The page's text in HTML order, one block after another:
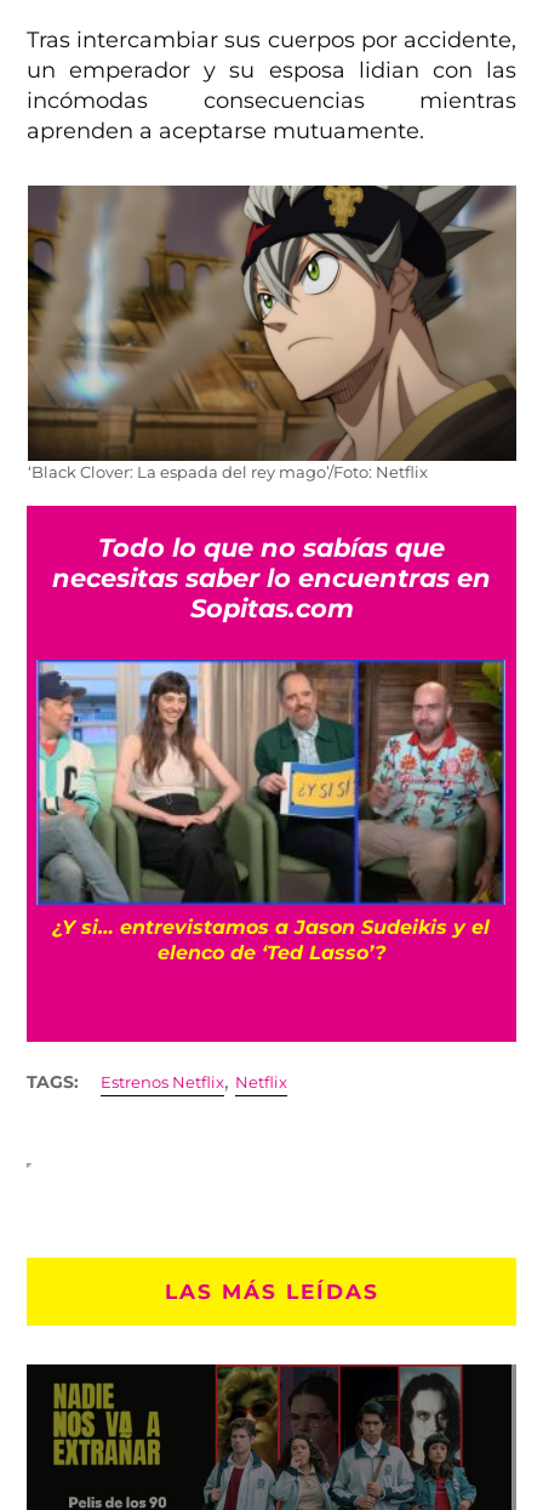
Tras intercambiar sus cuerpos por accidente,
un emperador y su esposa lidian con las
incómodas consecuencias mientras
aprenden a aceptarse mutuamente.
‘Black Clover: La espada del rey mago’/Foto: Netflix
Todo lo que no sabías que
necesitas saber lo encuentras en
Sopitas.com
Cíclope: Kit Connor sería el elegido para los
‘X-Men’ en el MCU con Samara Weaving
TAGS: Estrenos Netflix, Netflix
LAS MÁS LEÍDAS